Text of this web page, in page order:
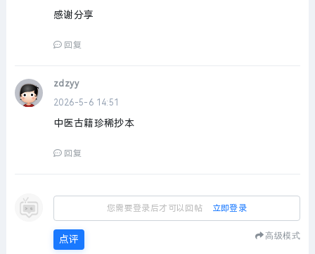
感谢分享
回复
zdzyy
2026-5-6 14:51
中医古籍珍稀抄本
回复
您需要登录后才可以回帖 立即登录
点评 高级模式